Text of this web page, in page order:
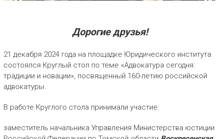
Дорогие друзья!
21 декабря 2024 года на площадке Юридического института
состоялся Круглый стол по теме «Адвокатура сегодня:
традиции и новации», посвященный 160-летию российской
адвокатуры.
В работе Круглого стола принимали участие:
заместитель начальника Управления Министерства юстиции